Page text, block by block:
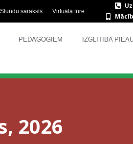
Stundu saraksts Virtuālā tūre
PEDAGOGIEM IZGLĪTĪBA
2026